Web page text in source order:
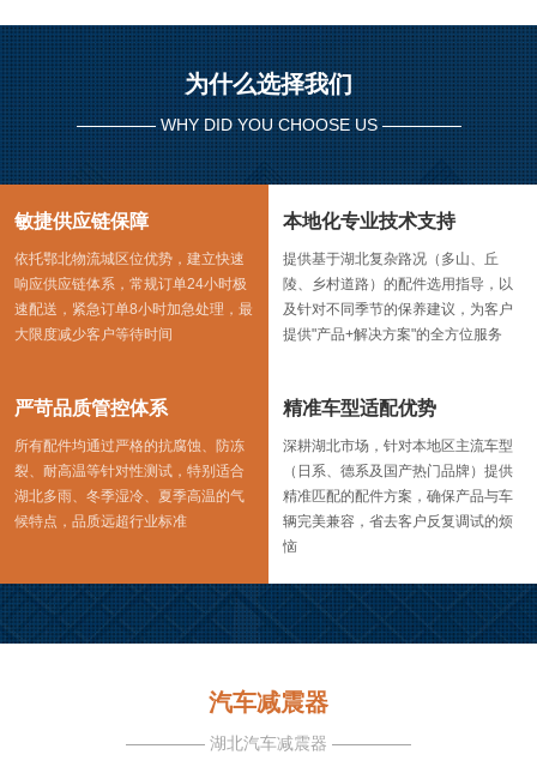
为什么选择我们
WHY DID YOU CHOOSE US
敏捷供应链保障
依托鄂北物流城区位优势，建立快速
响应供应链体系，常规订单24小时极
速配送，紧急订单8小时加急处理，最
大限度减少客户等待时间
本地化专业技术支持
提供基于湖北复杂路况（多山、丘
陵、乡村道路）的配件选用指导，以
及针对不同季节的保养建议，为客户
提供"产品+解决方案"的全方位服务
严苛品质管控体系
所有配件均通过严格的抗腐蚀、防冻
裂、耐高温等针对性测试，特别适合
湖北多雨、冬季湿冷、夏季高温的气
候特点，品质远超行业标准
精准车型适配优势
深耕湖北市场，针对本地区主流车型
（日系、德系及国产热门品牌）提供
精准匹配的配件方案，确保产品与车
辆完美兼容，省去客户反复调试的烦
恼
汽车减震器
湖北汽车减震器